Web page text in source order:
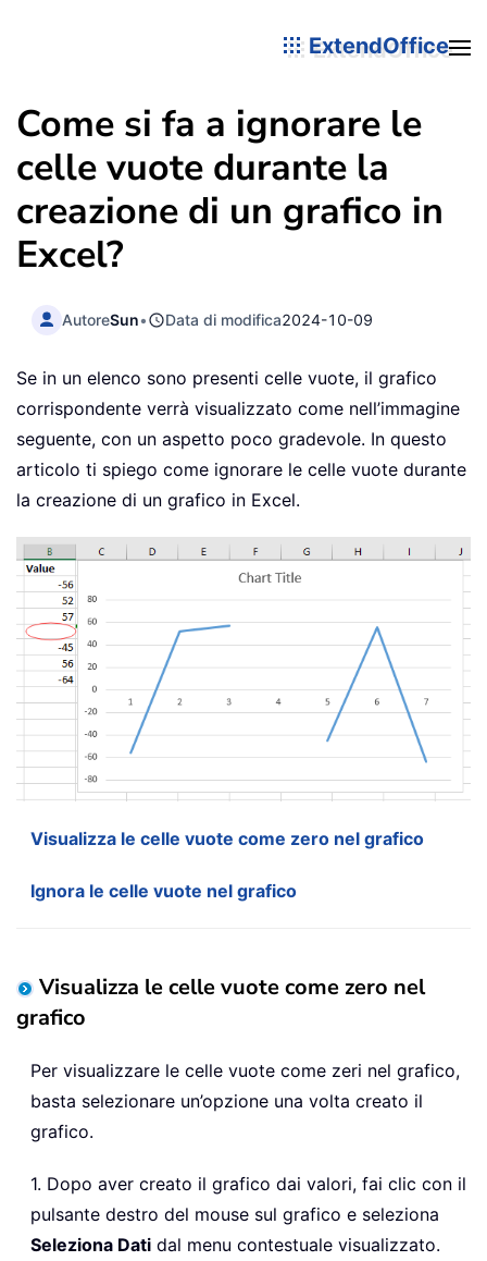
ExtendOffice
Come si fa a ignorare le
celle vuote durante la
creazione di un grafico in
Excel?
AutoreSun• Data di modifica2024-10-09
Se in un elenco sono presenti celle vuote, il grafico
corrispondente verrà visualizzato come nell’immagine
seguente, con un aspetto poco gradevole. In questo
articolo ti spiego come ignorare le celle vuote durante
la creazione di un grafico in Excel.
Visualizza le celle vuote come zero nel grafico
Ignora le celle vuote nel grafico
Visualizza le celle vuote come zero nel
grafico
Per visualizzare le celle vuote come zeri nel grafico,
basta selezionare un’opzione una volta creato il
grafico.
1. Dopo aver creato il grafico dai valori, fai clic con il
pulsante destro del mouse sul grafico e seleziona
Seleziona Dati dal menu contestuale visualizzato.